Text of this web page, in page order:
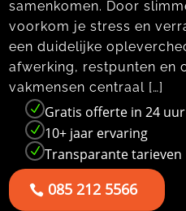
samenkomen.​ Door
voorkom je stress en
een duidelijke
afwerking, restpunten en
vakmensen centraal […]
N Gratis offerte in 24 uur
N 10+ jaar ervaring
N Transparante tarieven
085 212 5566